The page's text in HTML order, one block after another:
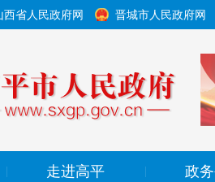
西省人民政府网 晋城市人民政府网
走进高平 政